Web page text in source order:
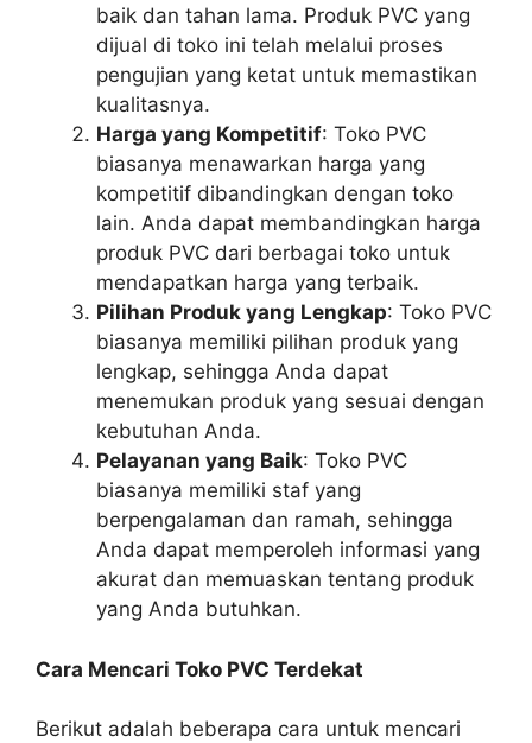
baik dan tahan lama. Produk PVC yang
dijual di toko ini telah melalui proses
pengujian yang ketat untuk memastikan
kualitasnya.
Harga yang Kompetitif: Toko PVC
biasanya menawarkan harga yang
kompetitif dibandingkan dengan toko
lain. Anda dapat membandingkan harga
produk PVC dari berbagai toko untuk
mendapatkan harga yang terbaik.
Pilihan Produk yang Lengkap: Toko PVC
biasanya memiliki pilihan produk yang
lengkap, sehingga Anda dapat
menemukan produk yang sesuai dengan
kebutuhan Anda.
Pelayanan yang Baik: Toko PVC
biasanya memiliki staf yang
berpengalaman dan ramah, sehingga
Anda dapat memperoleh informasi yang
akurat dan memuaskan tentang produk
yang Anda butuhkan.
Cara Mencari Toko PVC Terdekat
Berikut adalah beberapa cara untuk mencari